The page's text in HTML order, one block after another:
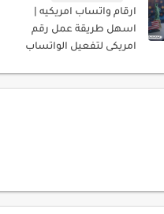
ارقام واتساب امريكيه |
اسهل طريقة عمل رقم
امريكى لتفعيل الواتساب